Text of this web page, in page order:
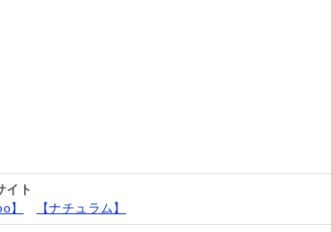
イト
】 【ナチュラム】